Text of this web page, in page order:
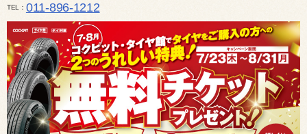
TEL 011-896-1212
平日・日・祝日：作業受付10:00～17:30 、商談受付は10:00～18:00 まで 営業時間は10:00～
受け出来ない場合がございます。店舗までお問い合わせください。電話も込み合うことが予想さ
日：2026年8月の定休日 毎週 火曜日と水曜日 8月10日(月曜日) から 8月14日(金曜